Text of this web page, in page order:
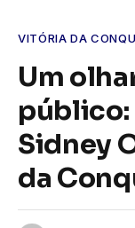
VITÓRIA DA
Um
Sidney
da